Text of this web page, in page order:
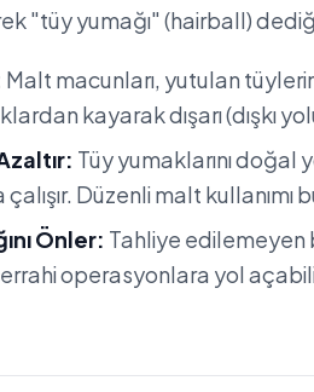
"tüy yumağı" (hairball)
Malt macunları, yutulan
kayarak dışarı (dışkı
Tüy yumaklarını
Düzenli malt kullanımı
Önler: Tahliye edilemeyen
operasyonlara yol